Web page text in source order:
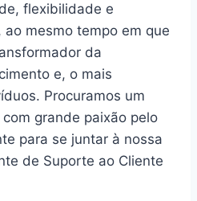
flexibilidade e
mesmo tempo em que
da
e, o mais
Procuramos um
grande paixão pelo
para se juntar à nossa
de Suporte ao Cliente